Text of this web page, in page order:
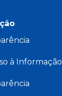
à Informação